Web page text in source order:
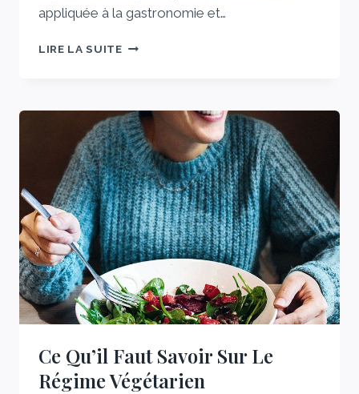
appliquée à la gastronomie et…
LIRE LA SUITEPERFECTA,
DE
CUISSON
HIGH-
TECH
GÉRÉ
PAR
INTELLIGENCE
ARTIFICIELLE
(IA)
Ce Qu’il Faut Savoir Sur Le
Régime Végétarien